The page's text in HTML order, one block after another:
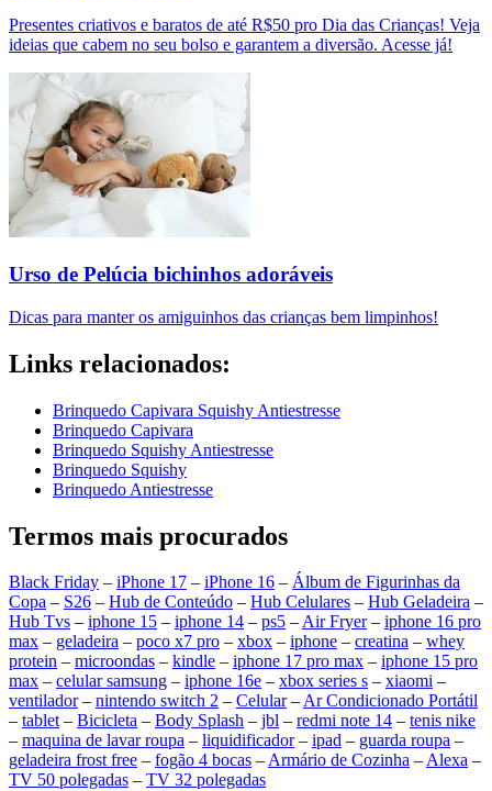
Presentes criativos e baratos de até R$50 pro Dia das Crianças! Veja
ideias que cabem no seu bolso e garantem a diversão. Acesse já!
Urso de Pelúcia bichinhos adoráveis
Dicas para manter os amiguinhos das crianças bem limpinhos!
Links relacionados:
Brinquedo Capivara Squishy Antiestresse
Brinquedo Capivara
Brinquedo Squishy Antiestresse
Brinquedo Squishy
Brinquedo Antiestresse
Termos mais procurados
Black Friday – iPhone 17 – iPhone 16 – Álbum de Figurinhas da
Copa – S26 – Hub de Conteúdo – Hub Celulares – Hub Geladeira –
Hub Tvs – iphone 15 – iphone 14 – ps5 –Air Fryer– iphone 16 pro
max – geladeira – poco x7 pro – xbox – iphone – creatina – whey
protein – microondas – kindle – iphone 17 pro max – iphone 15 pro
max – celular samsung – iphone 16e – xbox series s – xiaomi –
ventilador– nintendo switch 2 – Celular–Ar Condicionado Portátil
– tablet– Bicicleta – Body Splash – jbl – redmi note 14 – tenis nike
– maquina de lavar roupa – liquidificador– ipad – guarda roupa –
geladeira frost free – fogão 4 bocas –Armário de Cozinha –Alexa –
TV 50 polegadas – TV 32 polegadas